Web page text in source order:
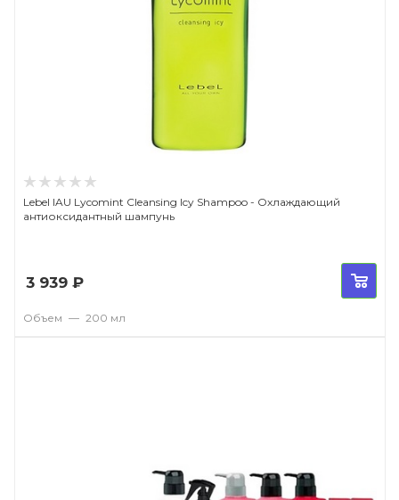
Lebel IAU Lycomint Cleansing Icy Shampoo - Охлаждающий
антиоксидантный шампунь
3 939 ₽
Объем — 200 мл